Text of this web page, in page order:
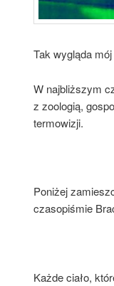
Tak wygląda
W najbliższym
z zoologią,
termowizji.
Poniżej
czasopiśmie
Każde ciało,